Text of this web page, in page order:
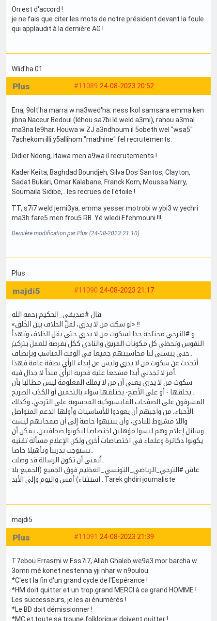
On est d'accord !
je ne fais que citer les mots de notre président devant la foule
qui applaudit à la dernière AG !
Wlid'ha 01
#11089 24-08-2023 20:52
Plus
Ena, 9olt'ha marra w na3wed'ha: ness lkol samsara emma ken
jibna Naceur Bedoui (léhou sa7bi lé weld a3mi), rahou a3mal
ma3na le9har. Houwa w ZJ a3ndhoum il 5obeth wel "wsa5"
7achekom illi y5allihom "madhine" fel recrutements.
Didier Ndong, ltawa men a9wa il recrutements !
Kader Keita, Baghdad Boundjeh, Silva Dos Santos, Clayton,
Sadat Bukari, Omar Kalabane, Franck Kom, Moussa Narry,
Soumaila Sidibe,...les recrues de l'étoile !
TT, s7i7 weld jemi3ya, emma yesser motrobi w ybi3 w yechri
ma3h fare5 men frou5 RB. Yé wledi Efehmouni !!!
Dernière modification par Plus (24-08-2023 21:10)
Plus
#11090 24-08-2023 21:17
majdi5
قال #صديقي_الحكيم رحمه الله:
«لو سكت من لا يدري، لقلّ الخلاف بين الخَلق» ‼️
و #الترجي محتاجة جدا لسكوت من لا يدري حتى يقل الخلاف وتهدأ
النفوس وتحظى كل مكونات الفريق والنادي ككل بفرصة للعمل بتركيز
أتحدث عن سكوت من لا يدري وليس عن إبداء الرأي بصفة عامة فهذا
سكوت من لا يدري يعني أن من لا يملك المعلومة ليس مطالبا بأن
المشرفون على الصفحات الفايسبوكية المحسوبة على الترجي، وكذلك
الأحباء، من واجبهم أن يعودوا للأساسيات وأولها الدعم المتواصل
واللا مشروط للنادي، وأن ينتبهوا خاصة إلى أن صفحاتهم ليست
وسائل إعلام وهم ليسوا مؤهلين اختصاصا ليكونوا صحافيين، يمكن أن
يكونوا دكاترة وعلماء في اختصاصات أخرى ولكن الإعلام مسألة تقنية
عاش #الترجي_الرياضي_التونسي_العظيم فوق الجميع (الجميع بلا
استثناء) أمس واليوم وإلى الأبد.. Tarek ghdiri journaliste
majdi5
#11091 24-08-2023 21:39
Plus
T7ebou Errasmi w Ess7i7, Allah Ghaleb we9a3 mor barcha w
3omri mé konet nestenna yji nhar w n9oulou:
*C'est la fin d'un grand cycle de l'Espérance !
*HM doit quitter et un trop grand MERCI à ce grand HOMME !
Les successeurs, je les ai énumérés !
*Le BD doit démissionner !
*MC et toute sa troupe folklorique doivent quitter !